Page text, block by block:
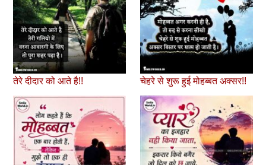
तेरे दीदार को आते है!! चेहरे से शुरू हुई मोहब्‍बत अक्‍सर!!